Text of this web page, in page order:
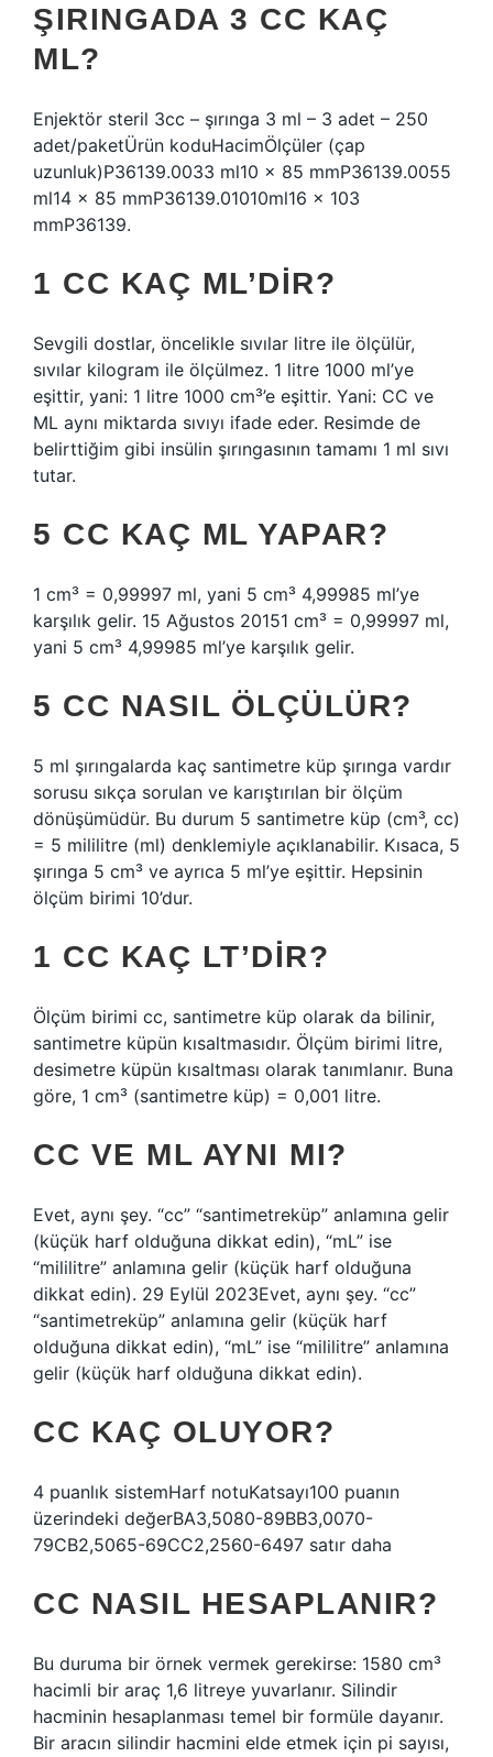
ŞIRINGADA 3 CC KAÇ
ML?
Enjektör steril 3cc – şırınga 3 ml – 3 adet – 250
adet/paketÜrün koduHacimÖlçüler (çap
uzunluk)P36139.0033 ml10 x 85 mmP36139.0055
ml14 x 85 mmP36139.01010ml16 x 103
mmP36139.
1 CC KAÇ ML’DIR?
Sevgili dostlar, öncelikle sıvılar litre ile ölçülür,
sıvılar kilogram ile ölçülmez. 1 litre 1000 ml’ye
eşittir, yani: 1 litre 1000 cm³’e eşittir. Yani: CC ve
ML aynı miktarda sıvıyı ifade eder. Resimde de
belirttiğim gibi insülin şırıngasının tamamı 1 ml sıvı
tutar.
5 CC KAÇ ML YAPAR?
1 cm³ = 0,99997 ml, yani 5 cm³ 4,99985 ml’ye
karşılık gelir. 15 Ağustos 20151 cm³ = 0,99997 ml,
yani 5 cm³ 4,99985 ml’ye karşılık gelir.
5 CC NASIL ÖLÇÜLÜR?
5 ml şırıngalarda kaç santimetre küp şırınga vardır
sorusu sıkça sorulan ve karıştırılan bir ölçüm
dönüşümüdür. Bu durum 5 santimetre küp (cm³, cc)
= 5 mililitre (ml) denklemiyle açıklanabilir. Kısaca, 5
şırınga 5 cm³ ve ayrıca 5 ml’ye eşittir. Hepsinin
ölçüm birimi 10’dur.
1 CC KAÇ LT’DIR?
Ölçüm birimi cc, santimetre küp olarak da bilinir,
santimetre küpün kısaltmasıdır. Ölçüm birimi litre,
desimetre küpün kısaltması olarak tanımlanır. Buna
göre, 1 cm³ (santimetre küp) = 0,001 litre.
CC VE ML AYNI MI?
Evet, aynı şey. “cc” “santimetreküp” anlamına gelir
(küçük harf olduğuna dikkat edin), “mL” ise
“mililitre” anlamına gelir (küçük harf olduğuna
dikkat edin). 29 Eylül 2023Evet, aynı şey. “cc”
“santimetreküp” anlamına gelir (küçük harf
olduğuna dikkat edin), “mL” ise “mililitre” anlamına
gelir (küçük harf olduğuna dikkat edin).
CC KAÇ OLUYOR?
4 puanlık sistemHarf notuKatsayı100 puanın
üzerindeki değerBA3,5080-89BB3,0070-
79CB2,5065-69CC2,2560-6497 satır daha
CC NASIL HESAPLANIR?
Bu duruma bir örnek vermek gerekirse: 1580 cm³
hacimli bir araç 1,6 litreye yuvarlanır. Silindir
hacminin hesaplanması temel bir formüle dayanır.
Bir aracın silindir hacmini elde etmek için pi sayısı,